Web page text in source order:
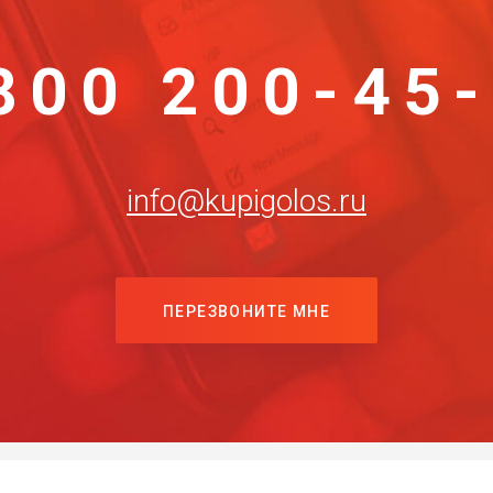
200-
info@kupigolos.ru
ПЕРЕЗВОНИТЕ МНЕ